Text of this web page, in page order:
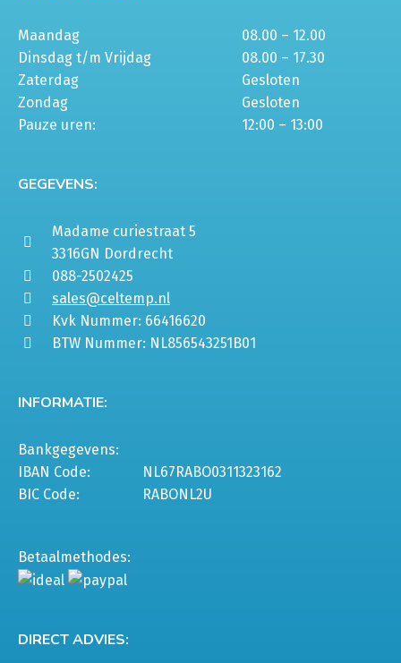
Maandag
08.00 – 12.00
Dinsdag t/m Vrijdag
08.00 – 17.30
Zaterdag
Gesloten
Zondag
Gesloten
Pauze uren:
12:00 – 13:00
GEGEVENS:
Madame curiestraat 5
3316GN Dordrecht
088-2502425
sales@celtemp.nl
Kvk Nummer: 66416620
BTW Nummer: NL856543251B01
INFORMATIE:
Bankgegevens:
IBAN Code:
NL67RABO0311323162
BIC Code:
RABONL2U
Betaalmethodes:
DIRECT ADVIES: